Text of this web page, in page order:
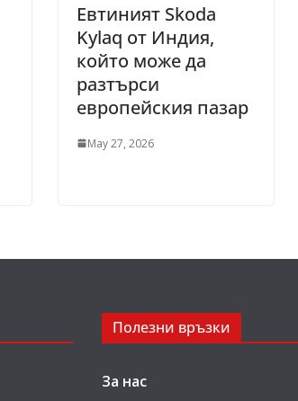
Евтиният Skoda
Kylaq от Индия,
който може да
разтърси
европейския пазар
May 27, 2026
Полезни връзки
За нас